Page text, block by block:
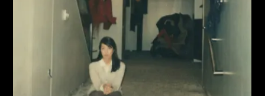
关于M+藏品
探索世界顶级的二十及二十一世纪视觉